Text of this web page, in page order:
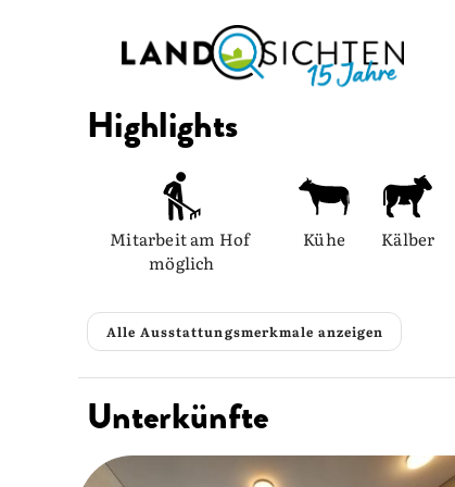
Highlights
Mitarbeit am Hof
möglich
Kühe Kälber
Alle Ausstattungsmerkmale anzeigen
Unterkünfte